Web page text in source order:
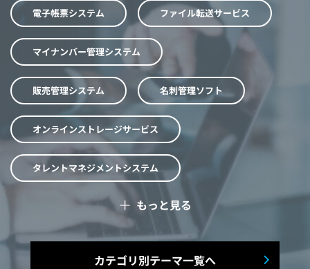
電子帳票システム ファイル転送サービス
マイナンバー管理システム
販売管理システム 名刺管理ソフト
オンラインストレージサービス
タレントマネジメントシステム
予算管理システム Web面接システム
シフト管理システム
＋ もっと見る
カテゴリ別テーマ一覧へ